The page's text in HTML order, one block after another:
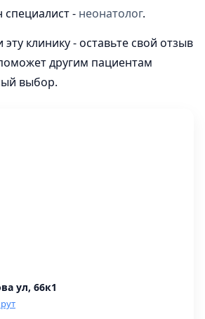
- неонатолог.
клинику - оставьте свой отзыв
другим пациентам
выбор.
ул, 66к1